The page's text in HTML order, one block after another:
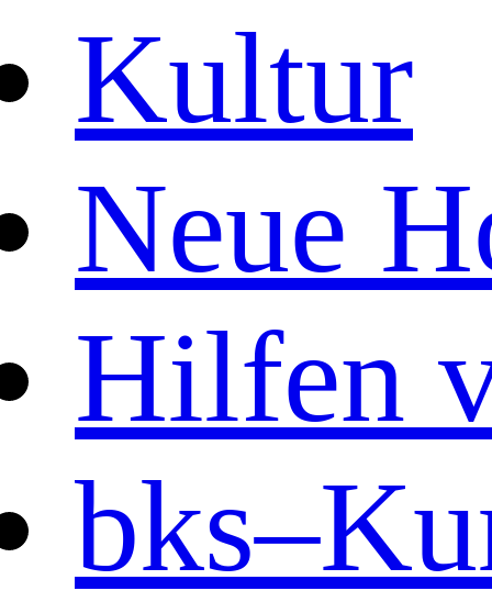
Kultur
Neue
Hilfen
bks